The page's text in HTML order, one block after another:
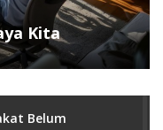
Kita
Belum